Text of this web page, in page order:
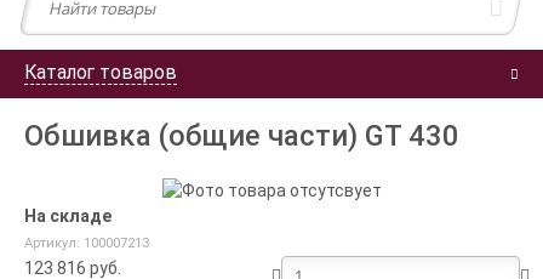
Каталог товаров
Обшивка (общие части) GT 430
На складе
Артикул: 100007213
123 816 руб.